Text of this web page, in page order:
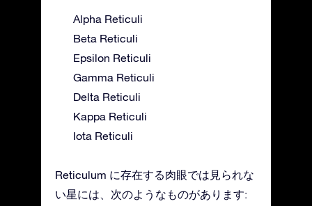
Alpha Reticuli
Beta Reticuli
Epsilon Reticuli
Gamma Reticuli
Delta Reticuli
Kappa Reticuli
Iota Reticuli
Reticulum に存在する肉眼では見られな
い星には、次のようなものがあります: